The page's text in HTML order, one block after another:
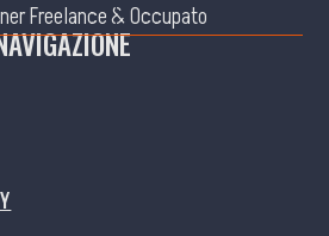
Freelance & Occupato